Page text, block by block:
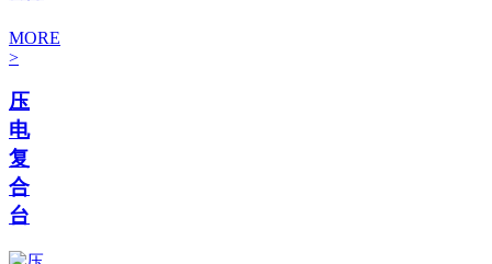
MORE
>
压
电
复
合
台